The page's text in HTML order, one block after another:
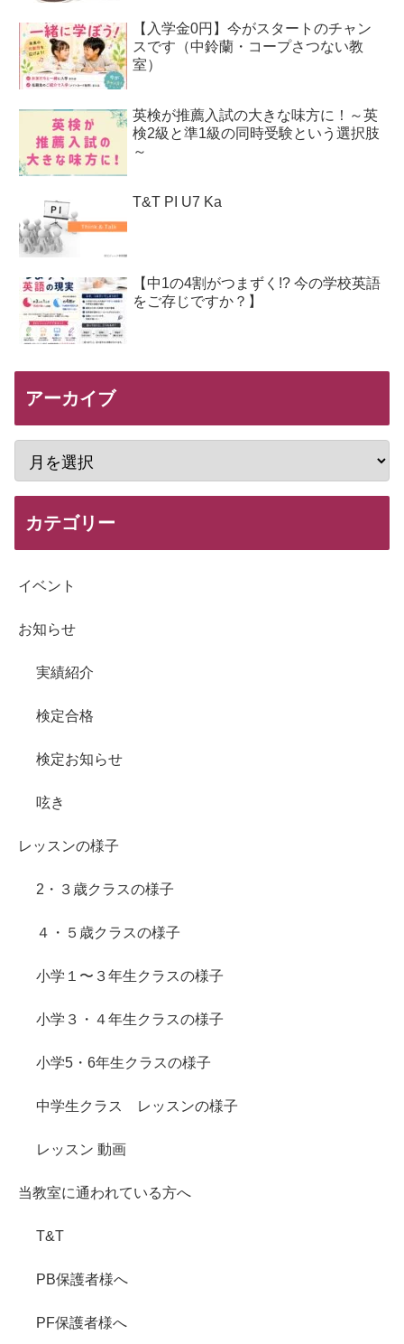
【入学金0円】今がスタートのチャン
スです（中鈴蘭・コープさつない教
室）
英検が推薦入試の大きな味方に！～英
検2級と準1級の同時受験という選択肢
～
T&T PI U7 Ka
【中1の4割がつまずく!? 今の学校英語
をご存じですか？】
アーカイブ
カテゴリー
イベント
お知らせ
実績紹介
検定合格
検定お知らせ
呟き
レッスンの様子
2・３歳クラスの様子
４・５歳クラスの様子
小学１〜３年生クラスの様子
小学３・４年生クラスの様子
小学5・6年生クラスの様子
中学生クラス レッスンの様子
レッスン 動画
当教室に通われている方へ
T&T
PB保護者様へ
PF保護者様へ